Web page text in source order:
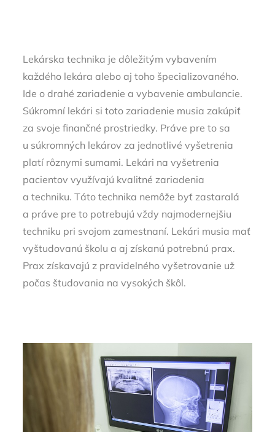
Lekárska technika je dôležitým vybavením
každého lekára alebo aj toho špecializovaného.
Ide o drahé zariadenie a vybavenie ambulancie.
Súkromní lekári si toto zariadenie musia zakúpiť
za svoje finančné prostriedky. Práve pre to sa
u súkromných lekárov za jednotlivé vyšetrenia
platí rôznymi sumami. Lekári na vyšetrenia
pacientov využívajú kvalitné zariadenia
a techniku. Táto technika nemôže byť zastaralá
a práve pre to potrebujú vždy najmodernejšiu
techniku pri svojom zamestnaní. Lekári musia mať
vyštudovanú školu a aj získanú potrebnú prax.
Prax získavajú z pravidelného vyšetrovanie už
počas študovania na vysokých škôl.